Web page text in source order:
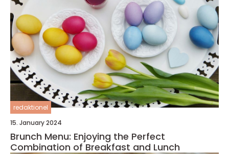
redaktionel
15. January 2024
Brunch Menu: Enjoying the Perfect
Combination of Breakfast and Lunch